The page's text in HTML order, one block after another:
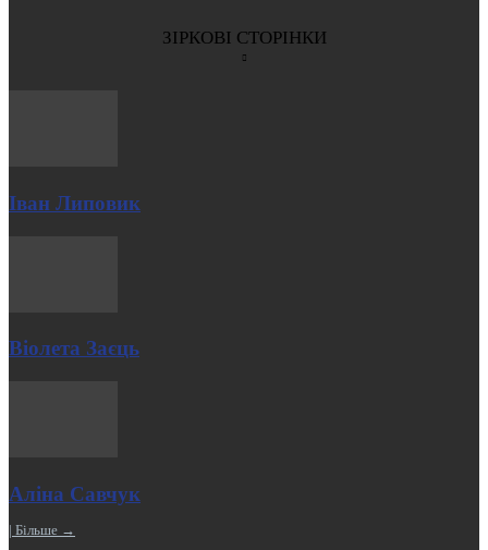
ЗІРКОВІ СТОРІНКИ
Іван Липовик
Віолета Заєць
Аліна Савчук
| Більше →